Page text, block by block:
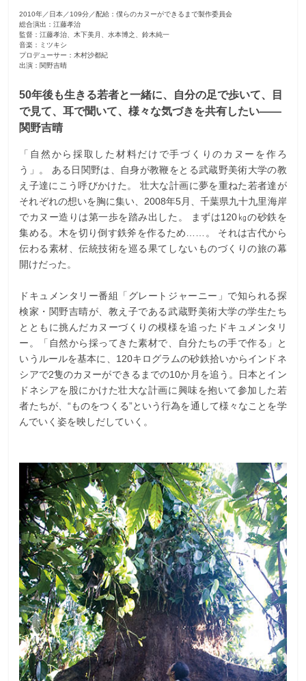
こ
の
街
で
2010年／日本／109分／配給：僕らのカヌーができるまで製作委員会
総合演出：江藤孝治
監督：江藤孝治、木下美月、水本博之、鈴木純一
音楽：ミツキシ
プロデューサー：木村沙都紀
出演：関野吉晴
50年後も生きる若者と一緒に、自分の足で歩いて、目
で見て、耳で聞いて、様々な気づきを共有したい――
関野吉晴
「自然から採取した材料だけで手づくりのカヌーを作ろ
う」。 ある日関野は、自身が教鞭をとる武蔵野美術大学の教
え子達にこう呼びかけた。 壮大な計画に夢を重ねた若者達が
それぞれの想いを胸に集い、2008年5月、千葉県九十九里海岸
でカヌー造りは第一歩を踏み出した。 まずは120㎏の砂鉄を
集める。木を切り倒す鉄斧を作るため……。 それは古代から
伝わる素材、伝統技術を巡る果てしないものづくりの旅の幕
開けだった。
ドキュメンタリー番組「グレートジャーニー」で知られる探
検家・関野吉晴が、教え子である武蔵野美術大学の学生たち
とともに挑んだカヌーづくりの模様を追ったドキュメンタリ
ー。「自然から採ってきた素材で、自分たちの手で作る」と
いうルールを基本に、120キログラムの砂鉄拾いからインドネ
シアで2隻のカヌーができるまでの10か月を追う。日本とイン
ドネシアを股にかけた壮大な計画に興味を抱いて参加した若
者たちが、“ものをつくる”という行為を通して様々なことを学
んでいく姿を映しだしていく。